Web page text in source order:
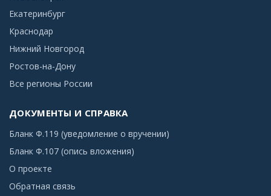
Екатеринбург
Краснодар
Нижний Новгород
Ростов-на-Дону
Все регионы России
ДОКУМЕНТЫ И СПРАВКА
Бланк Ф.119 (уведомление о вручении)
Бланк Ф.107 (опись вложения)
О проекте
Обратная связь